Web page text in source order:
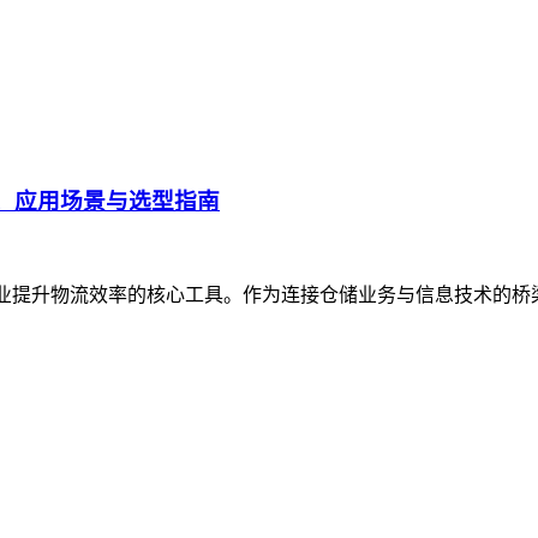
应用场景与选型指南
升物流效率的核心工具。作为连接仓储业务与信息技术的